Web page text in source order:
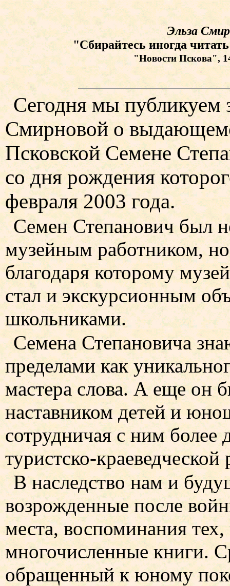
Эльза
"Сбирайтесь иногда
"Новости Пскова",
Сегодня мы публикуем
Смирновой о
Псковской Семене
со дня рождения
февраля 2003 года.
Семен Степанович был
музейным работником,
благодаря которому
стал и экскурсионным
школьниками.
Семена Степановича
пределами как
мастера слова. А еще он
наставником детей и
сотрудничая с ним более
туристско-
В наследство нам и
возрожденные после
места, воспоминания
многочисленные книги.
обращенный к юному